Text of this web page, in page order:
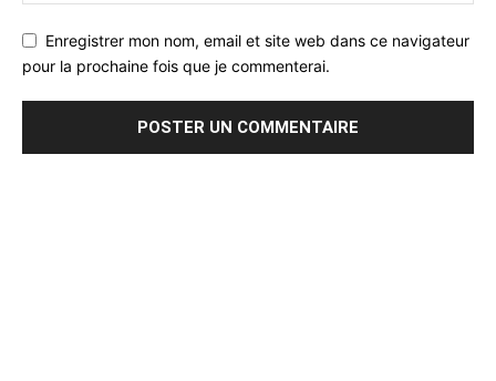
Enregistrer mon nom, email et site web dans ce navigateur
pour la prochaine fois que je commenterai.